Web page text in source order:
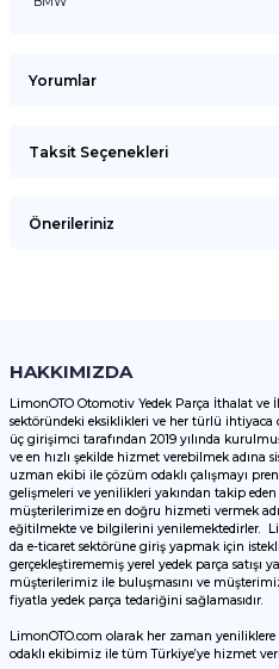
Yorumlar
Taksit Seçenekleri
Önerileriniz
Görüş ve önerileriniz için
Ürün resmi kalitesiz, bozuk
Ürün açıklamasında eksik
Ürün bilgilerinde hatalar
Ürün fiyatı diğer sitelerden
Bu ürüne benzer farklı
HAKKIMIZDA
LimonOTO Otomotiv Yedek Parça İthalat ve
sektöründeki eksiklikleri ve her türlü ihtiyaca
üç girişimci tarafından 2019 yılında
ve en hızlı şekilde hizmet verebilmek adına
uzman ekibi ile çözüm odaklı çalışmayı
gelişmeleri ve yenilikleri yakından takip
müşterilerimize en doğru hizmeti vermek
eğitilmekte ve bilgilerini yenilemektedirler.
da e-ticaret sektörüne giriş yapmak için
gerçekleştirememiş yerel yedek parça satışı
müşterilerimiz ile buluşmasını ve
fiyatla yedek parça tedariğini sağlamasıdır.
LimonOTO.com olarak her zaman
odaklı ekibimiz ile tüm Türkiye’ye hizmet